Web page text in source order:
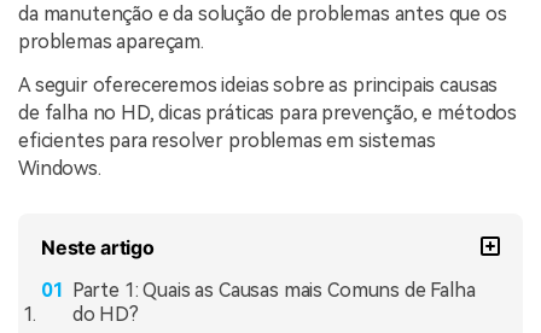
da manutenção e da solução de problemas antes que os
problemas apareçam.
A seguir ofereceremos ideias sobre as principais causas
de falha no HD, dicas práticas para prevenção, e métodos
eficientes para resolver problemas em sistemas
Windows.
Neste artigo
Parte 1: Quais as Causas mais Comuns de Falha
do HD?